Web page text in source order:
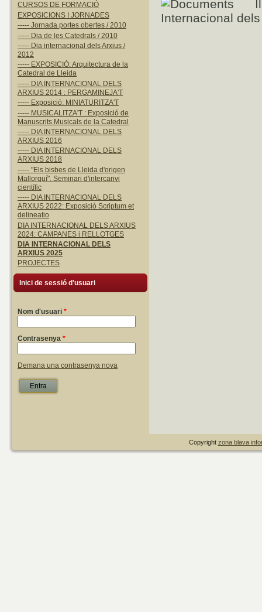
CURSOS DE FORMACIÓ
EXPOSICIONS I JORNADES
----- Jornada portes obertes / 2010
----- Dia de les Catedrals / 2010
----- Dia internacional dels Arxius /
2012
----- EXPOSICIÓ: Arquitectura de la
Catedral de Lleida
----- DIA INTERNACIONAL DELS
ARXIUS 2014 : PERGAMINEJA'T
----- Exposició: MINIATURITZA'T
----- MUSICALITZA'T : Exposició de
Manuscrits Musicals de la Catedral
----- DIA INTERNACIONAL DELS
ARXIUS 2016
----- DIA INTERNACIONAL DELS
ARXIUS 2018
----- "Els bisbes de Lleida d'origen
Mallorquí". Seminari d'intercanvi
científic
----- DIA INTERNACIONAL DELS
ARXIUS 2022: Exposició Scriptum et
delineatio
DIA INTERNACIONAL DELS ARXIUS
2024: CAMPANES i RELLOTGES
DIA INTERNACIONAL DELS
ARXIUS 2025
PROJECTES
Inici de sessió d'usuari
Nom d'usuari *
Contrasenya *
Demana una contrasenya nova
Copyright zona blava